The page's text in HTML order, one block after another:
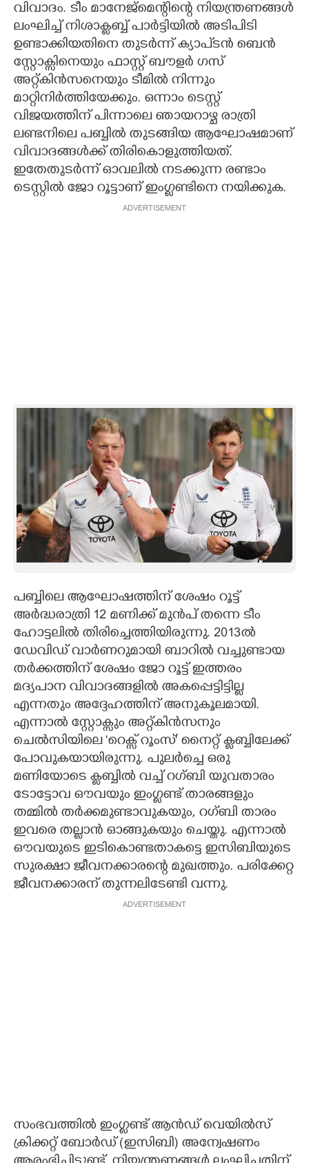
ZOOM
CONTACT US
വിവാദം. ടീം മാനേജ്മെന്റിന്റെ നിയന്ത്രണങ്ങൾ
ലംഘിച്ച് നിശാക്ലബ്ബ് പാർട്ടിയിൽ അടിപിടി
ഉണ്ടാക്കിയതിനെ തുട‌ർന്ന് ക്യാപ്ടൻ ബെൻ
സ്റ്റോക്സിനെയും ഫാസ്റ്റ് ബൗളർ ഗസ്
അറ്റ്കിൻസനെയും ടീമിൽ നിന്നും
മാറ്റിനിർത്തിയേക്കും. ഒന്നാം ടെസ്റ്റ്
വിജയത്തിന് പിന്നാലെ ഞായറാഴ്ച രാത്രി
ലണ്ടനിലെ പബ്ബിൽ തുടങ്ങിയ ആഘോഷമാണ്
വിവാദങ്ങൾക്ക് തിരികൊളുത്തിയത്.
ഇതേതുടർന്ന് ഓവലിൽ നടക്കുന്ന രണ്ടാം
ടെസ്റ്റിൽ ജോ റൂട്ടാണ് ഇംഗ്ലണ്ടിനെ നയിക്കുക.
ADVERTISEMENT
പബ്ബിലെ ആഘോഷത്തിന് ശേഷം റൂട്ട്
അർദ്ധരാത്രി 12 മണിക്ക് മുൻപ് തന്നെ ടീം
ഹോട്ടലിൽ തിരിച്ചെത്തിയിരുന്നു. 2013ൽ
ഡേവിഡ് വാർണറുമായി ബാറിൽ വച്ചുണ്ടായ
തർക്കത്തിന് ശേഷം ജോ റൂട്ട് ഇത്തരം
മദ്യപാന വിവാദങ്ങളിൽ അകപ്പെട്ടിട്ടില്ല
എന്നതും അദ്ദേഹത്തിന് അനുകൂലമായി.
എന്നാൽ സ്റ്റോക്സും അറ്റ്കിൻസനും
ചെൽസിയിലെ 'റെക്സ് റൂംസ്' നൈറ്റ് ക്ലബ്ബിലേക്ക്
പോവുകയായിരുന്നു. പുലർച്ചെ ഒരു
മണിയോടെ ക്ലബ്ബിൽ വച്ച് റഗ്ബി യുവതാരം
ടോട്ടോവ ഔവയും ഇംഗ്ലണ്ട് താരങ്ങളും
തമ്മിൽ തർക്കമുണ്ടാവുകയും, റഗ്ബി താരം
ഇവരെ തല്ലാൻ ഓങ്ങുകയും ചെയ്തു. എന്നാൽ
ഔവയുടെ ഇടികൊണ്ടതാകട്ടെ ഇസിബിയുടെ
സുരക്ഷാ ജീവനക്കാരന്റെ മുഖത്തും. പരിക്കേറ്റ
ജീവനക്കാരന് തുന്നലിടേണ്ടി വന്നു.
ADVERTISEMENT
സംഭവത്തിൽ ഇംഗ്ലണ്ട് ആൻഡ് വെയിൽസ്
ക്രിക്കറ്റ് ബോർഡ് (ഇസിബി) അന്വേഷണം